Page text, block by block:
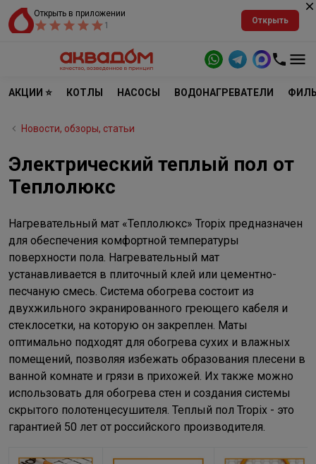
Открыть в приложении
1
Открыть
АКЦИИ ⭐ КОТЛЫ НАСОСЫ ВОДОНАГРЕВАТЕЛИ
Новости, обзоры, статьи
Электрический теплый пол от
Теплолюкс
Нагревательный мат «Теплолюкс» Tropix предназначен
для обеспечения комфортной температуры
поверхности пола. Нагревательный мат
устанавливается в плиточный клей или цементно-
песчаную смесь. Система обогрева состоит из
двухжильного экранированного греющего кабеля и
стеклосетки, на которую он закреплен. Маты
оптимально подходят для обогрева сухих и влажных
помещений, позволяя избежать образования плесени в
ванной комнате и грязи в прихожей. Их также можно
использовать для обогрева стен и создания системы
скрытого полотенцесушителя. Теплый пол Tropix - это
гарантией 50 лет от российского производителя.